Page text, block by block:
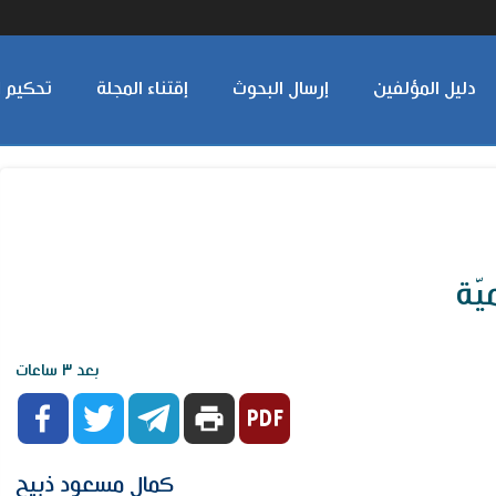
دليل المؤلفين إرسال البحوث إقتناء المجلة تحكيم
بعد ٣ ساعات
   print
كمال مسعود ذبيح